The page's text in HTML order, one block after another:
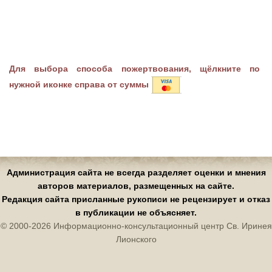
Для выбора способа пожертвования, щёлкните по
нужной иконке справа от суммы
Администрация сайта не всегда разделяет оценки и мнения
авторов материалов, размещенных на сайте.
Редакция сайта присланные рукописи не рецензирует и отказ
в публикации не объясняет.
© 2000-2026 Информационно-консультационный центр Св. Иринея
Лионского